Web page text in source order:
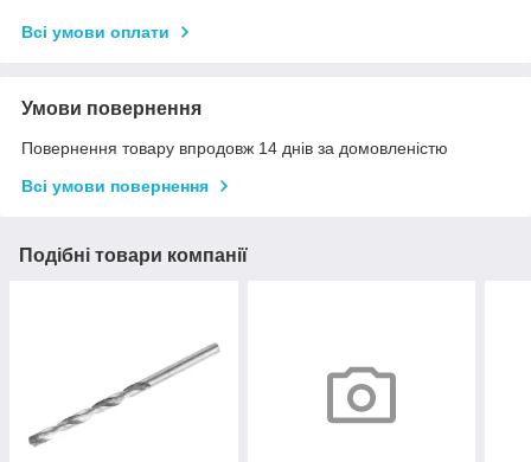
Всі умови оплати
Умови повернення
Повернення товару впродовж 14 днів за домовленістю
Всі умови повернення
Подібні товари компанії